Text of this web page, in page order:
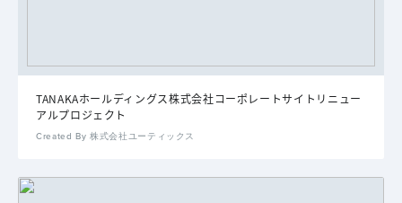
TANAKAホールディングス株式会社コーポレートサイトリニュー
アルプロジェクト
Created By 株式会社ユーティックス